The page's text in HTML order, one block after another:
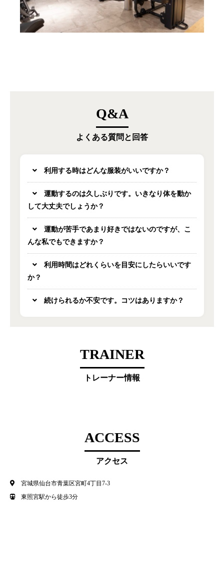
Q&A
よくある質問と回答
利用する時はどんな服装がいいですか？
運動するのは久しぶりです。いきなり体を動か
して大丈夫でしょうか？
運動が苦手であまり好きではないのですが、こ
んな私でもできますか？
利用時間はどれくらいを目安にしたらいいです
か？
続けられるか不安です。コツはありますか？
TRAINER
トレーナー情報
ACCESS
アクセス
宮城県仙台市青葉区宮町4丁目7-3
東照宮駅から徒歩3分